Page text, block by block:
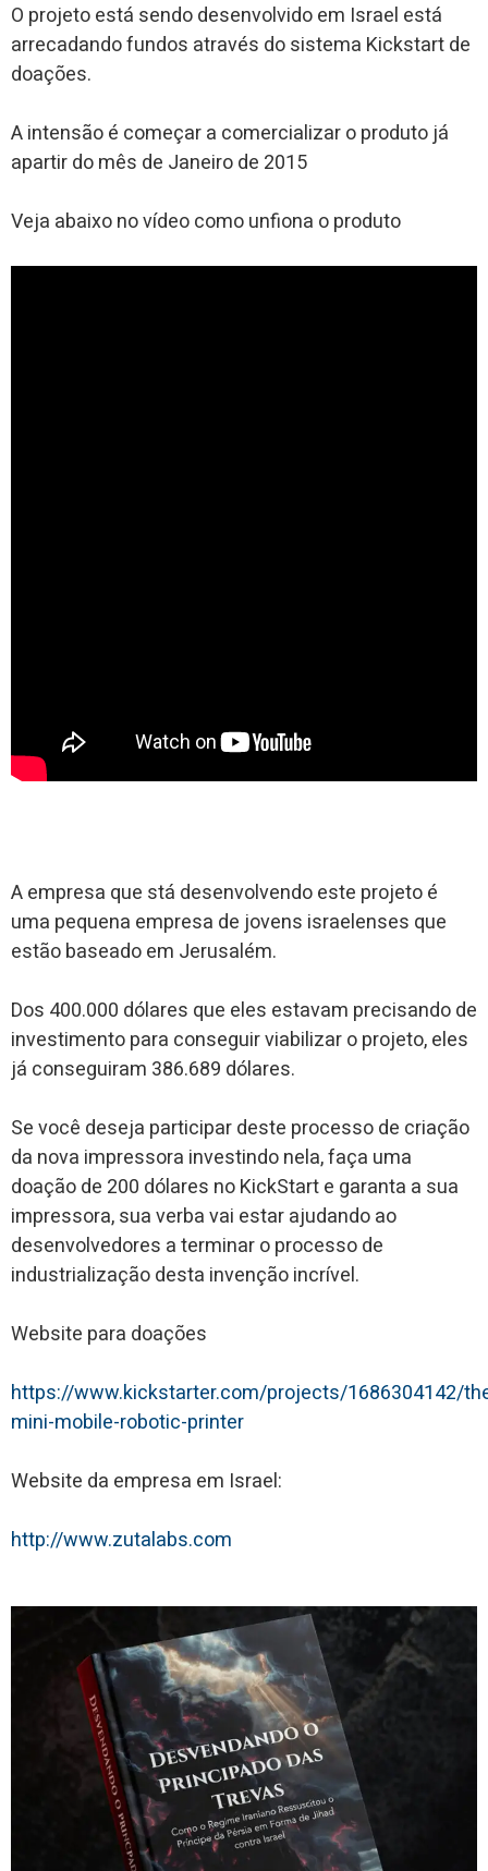
O projeto está sendo desenvolvido em Israel está
arrecadando fundos através do sistema Kickstart de
doações.
A intensão é começar a comercializar o produto já
apartir do mês de Janeiro de 2015
Veja abaixo no vídeo como unfiona o produto
A empresa que stá desenvolvendo este projeto é
uma pequena empresa de jovens israelenses que
estão baseado em Jerusalém.
Dos 400.000 dólares que eles estavam precisando de
investimento para conseguir viabilizar o projeto, eles
já conseguiram 386.689 dólares.
Se você deseja participar deste processo de criação
da nova impressora investindo nela, faça uma
doação de 200 dólares no KickStart e garanta a sua
impressora, sua verba vai estar ajudando ao
desenvolvedores a terminar o processo de
industrialização desta invenção incrível.
Website para doações
https://www.kickstarter.com/projects/1686304142/
mini-mobile-robotic-printer
Website da empresa em Israel:
http://www.zutalabs.com